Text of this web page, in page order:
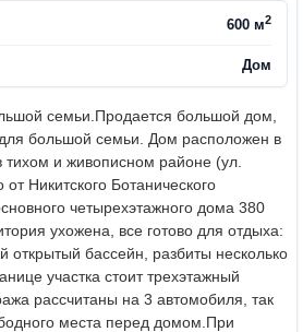
600 м2
Дом
семьи. Продается большой дом,
большой семьи. Дом расположен в
и живописном районе (ул.
Никитского Ботанического
четырехэтажного дома 380
ухожена, все готово для отдыха:
открытый бассейн, разбиты несколько
участка стоит трехэтажный
рассчитаны на 3 автомобиля, так
места перед домом. При